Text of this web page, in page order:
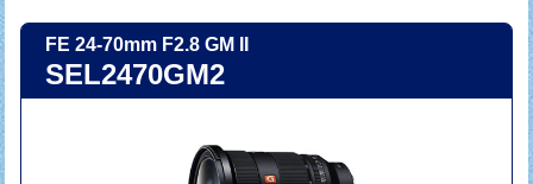
FE 24-70mm F2.8 GM II
SEL2470GM2